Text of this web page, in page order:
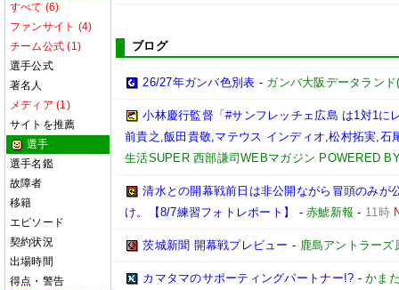
すべて (6)
ファンサイト (4)
チーム公式 (1)
選手公式
著名人
メディア (1)
サイトを推薦
選手
選手名鑑
故障者
移籍
エピソード
契約状況
出場時間
得点・警告
ブログ
26/27年ガンバ色別表 - ガンバ大阪データラン
小林慶行監督「#サンフレッチェ広島 は1対1に
前貴之,飯田貴敬,マテウス インディオ,松村拓実,石
生活SUPER 西部謙司WEBマガジン POWERED
清水との開幕戦前日は非公開ながら冒頭のみが
け。【8/7練習フォトレポート】
-赤鯱新報 - 11時
茨城新聞 開幕戦プレビュー - 鹿島アントラーズ
カマタマのサポーティングパートナー!? -かま